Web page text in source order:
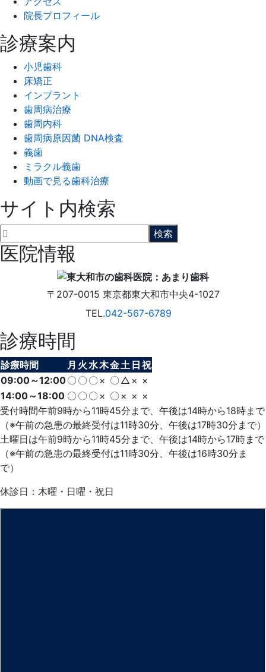
院長プロフィール
診療案内
小児歯科
床矯正
インプラント
歯周病治療
歯周内科
歯周病原因菌 DNA検査
義歯
ミラクル義歯
動画で見る歯科治療
サイト内検索
医院情報
〒207-0015 東京都東大和市中央4-1027
TEL.042-567-6789
診療時間
診療時間 月 火 水木金土 日 祝
09:00～12:00〇 〇 〇 × 〇 △ × ×
14:00～18:00 〇 〇 〇 × 〇 × × ×
受付時間午前9時から11時45分まで、午後は14時から18時まで
（※午前の急患の最終受付は11時30分、午後は17時30分まで）
土曜日は午前9時から11時45分まで、午後は14時から17時まで
（※午前の急患の最終受付は11時30分、午後は16時30分ま
で）
休診日：木曜・日曜・祝日